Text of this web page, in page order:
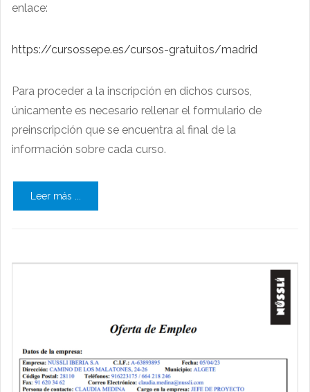
enlace:
https://cursossepe.es/cursos-gratuitos/madrid
Para proceder a la inscripción en dichos cursos,
únicamente es necesario rellenar el formulario de
preinscripción que se encuentra al final de la
información sobre cada curso.
Leer más ...